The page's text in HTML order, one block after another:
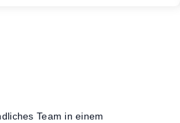
Team in einem